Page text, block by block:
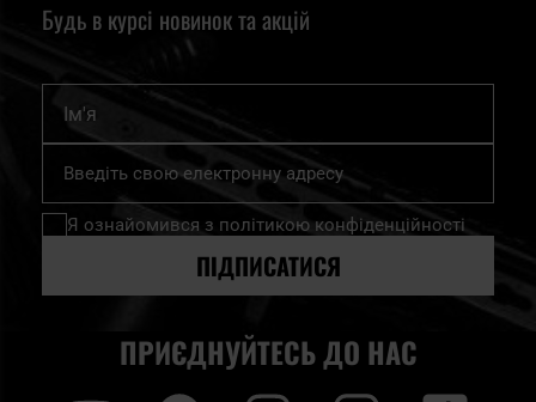
Будь в курсі новинок та акцій
Підпишіться
нашу
розсилку
Я ознайомився з політикою конфіденційності
ПІДПИСАТИСЯ
ПРИЄДНУЙТЕСЬ ДО НАС